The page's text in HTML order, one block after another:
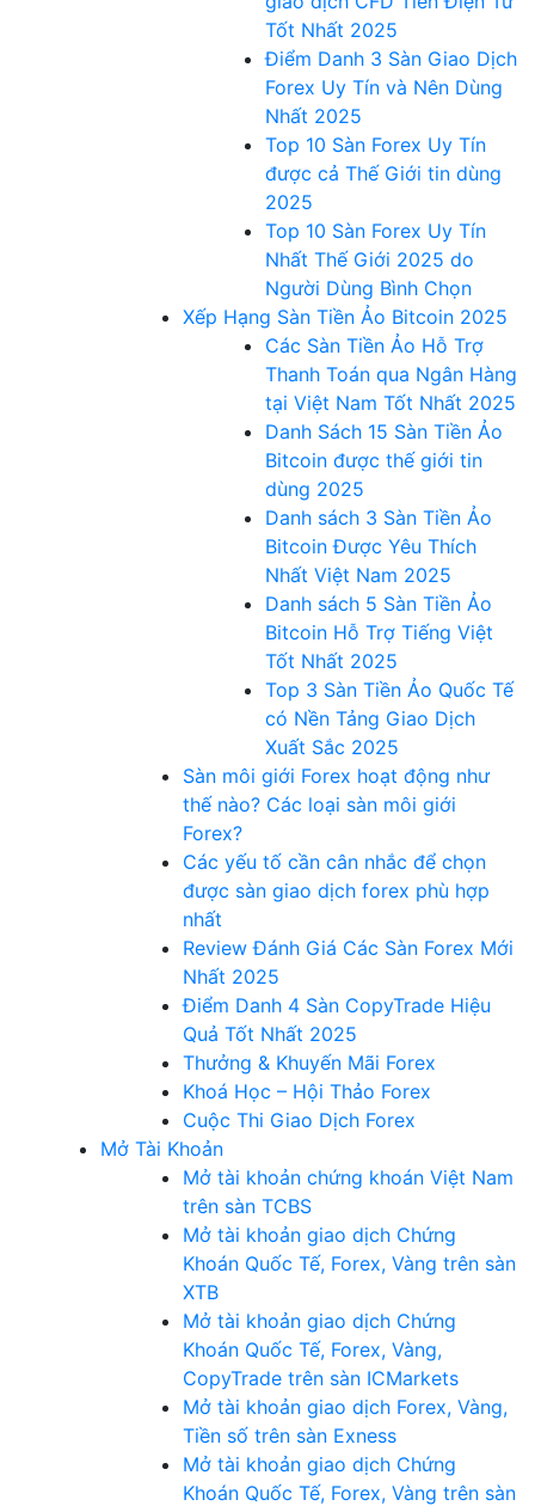
Tốt Nhất 2025
Điểm Danh 3 Sàn Giao Dịch
Forex Uy Tín và Nên Dùng
Nhất 2025
Top 10 Sàn Forex Uy Tín
được cả Thế Giới tin dùng
2025
Top 10 Sàn Forex Uy Tín
Nhất Thế Giới 2025 do
Người Dùng Bình Chọn
Xếp Hạng Sàn Tiền Ảo Bitcoin 2025
Các Sàn Tiền Ảo Hỗ Trợ
Thanh Toán qua Ngân Hàng
tại Việt Nam Tốt Nhất 2025
Danh Sách 15 Sàn Tiền Ảo
Bitcoin được thế giới tin
dùng 2025
Danh sách 3 Sàn Tiền Ảo
Bitcoin Được Yêu Thích
Nhất Việt Nam 2025
Danh sách 5 Sàn Tiền Ảo
Bitcoin Hỗ Trợ Tiếng Việt
Tốt Nhất 2025
Top 3 Sàn Tiền Ảo Quốc Tế
có Nền Tảng Giao Dịch
Xuất Sắc 2025
Sàn môi giới Forex hoạt động như
thế nào? Các loại sàn môi giới
Forex?
Các yếu tố cần cân nhắc để chọn
được sàn giao dịch forex phù hợp
nhất
Review Đánh Giá Các Sàn Forex Mới
Nhất 2025
Điểm Danh 4 Sàn CopyTrade Hiệu
Quả Tốt Nhất 2025
Thưởng & Khuyến Mãi Forex
Khoá Học – Hội Thảo Forex
Cuộc Thi Giao Dịch Forex
Mở Tài Khoản
Mở tài khoản chứng khoán Việt Nam
trên sàn TCBS
Mở tài khoản giao dịch Chứng
Khoán Quốc Tế, Forex, Vàng trên sàn
XTB
Mở tài khoản giao dịch Chứng
Khoán Quốc Tế, Forex, Vàng,
CopyTrade trên sàn ICMarkets
Mở tài khoản giao dịch Forex, Vàng,
Tiền số trên sàn Exness
Mở tài khoản giao dịch Chứng
Khoán Quốc Tế, Forex, Vàng trên sàn